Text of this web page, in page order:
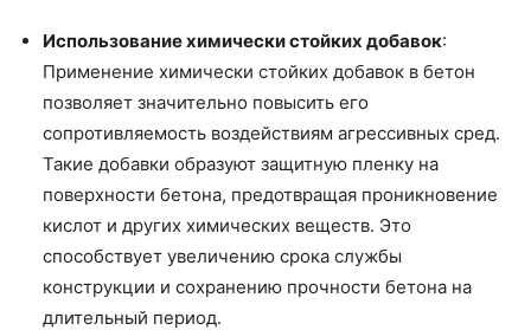
Использование химически стойких добавок:
Применение химически стойких добавок в бетон
позволяет значительно повысить его
сопротивляемость воздействиям агрессивных сред.
Такие добавки образуют защитную пленку на
поверхности бетона, предотвращая проникновение
кислот и других химических веществ. Это
способствует увеличению срока службы
конструкции и сохранению прочности бетона на
длительный период.